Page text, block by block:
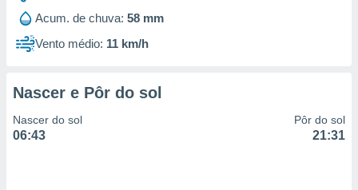
Acum. de chuva: 58 mm
Vento médio: 11 km/h
Nascer e Pôr do sol
Nascer do sol
06:43
Pôr do sol
21:31